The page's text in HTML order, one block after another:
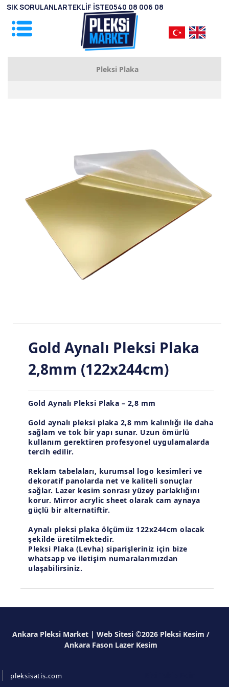
Pleksi Plaka
Aynalı Pleksi Plaka (122x244cm)
Gold Aynalı Pleksi Plaka
2,8mm (122x244cm)
Gold Aynalı Pleksi Plaka – 2,8 mm
Gold aynalı pleksi plaka 2,8 mm kalınlığı ile daha
sağlam ve tok bir yapı sunar. Uzun ömürlü
kullanım gerektiren profesyonel uygulamalarda
tercih edilir.
Reklam tabelaları, kurumsal logo kesimleri ve
dekoratif panolarda net ve kaliteli sonuçlar
sağlar. Lazer kesim sonrası yüzey parlaklığını
korur. Mirror acrylic sheet olarak cam aynaya
güçlü bir alternatiftir.
Aynalı pleksi plaka ölçümüz 122x244cm olacak
şekilde üretilmektedir.
Pleksi Plaka (Levha) siparişleriniz için bize
whatsapp ve iletişim numaralarımızdan
ulaşabilirsiniz.
SIK SORULANLARTEKLİF İSTE0540 08 006 08
Ankara Pleksi Market | Web Sitesi ©2026 Pleksi Kesim /
Ankara Fason Lazer Kesim
pleksisatis.com